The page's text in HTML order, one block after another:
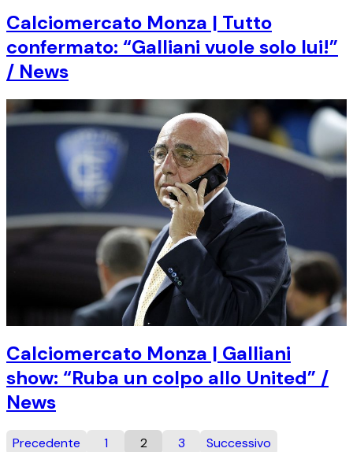
Calciomercato Monza | Tutto
confermato: “Galliani vuole solo lui!”
/ News
Calciomercato Monza | Galliani
show: “Ruba un colpo allo United” /
News
Precedente 1 2 3 Successivo